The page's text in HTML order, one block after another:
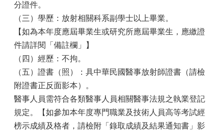
分證件。
（三）學歷：放射相關科系副學士以上畢業。
【如為本年度應屆畢業生或研究所應屆畢業生，應繳證
件請詳閱「備註欄」】
（四）經歷：不拘。
（五）證書（照）：具中華民國醫事放射師證書（請檢
附證書正反面影本）。
醫事人員需符合各類醫事人員相關醫事法規之執業登記
規定。【如參加本年度專門職業及技術人員高等考試經
榜示成績及格者，請檢附「錄取成績及結果通知書」影